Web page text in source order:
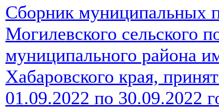
Сборник муниципальных
Могилевского сельского
муниципального района
Хабаровского края,
01.09.2022 по 30.09.2022